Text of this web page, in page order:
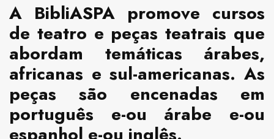
A BibliASPA promove cursos
de teatro e peças teatrais que
abordam temáticas árabes,
africanas e sul-americanas. As
peças são encenadas em
português e-ou árabe e-ou